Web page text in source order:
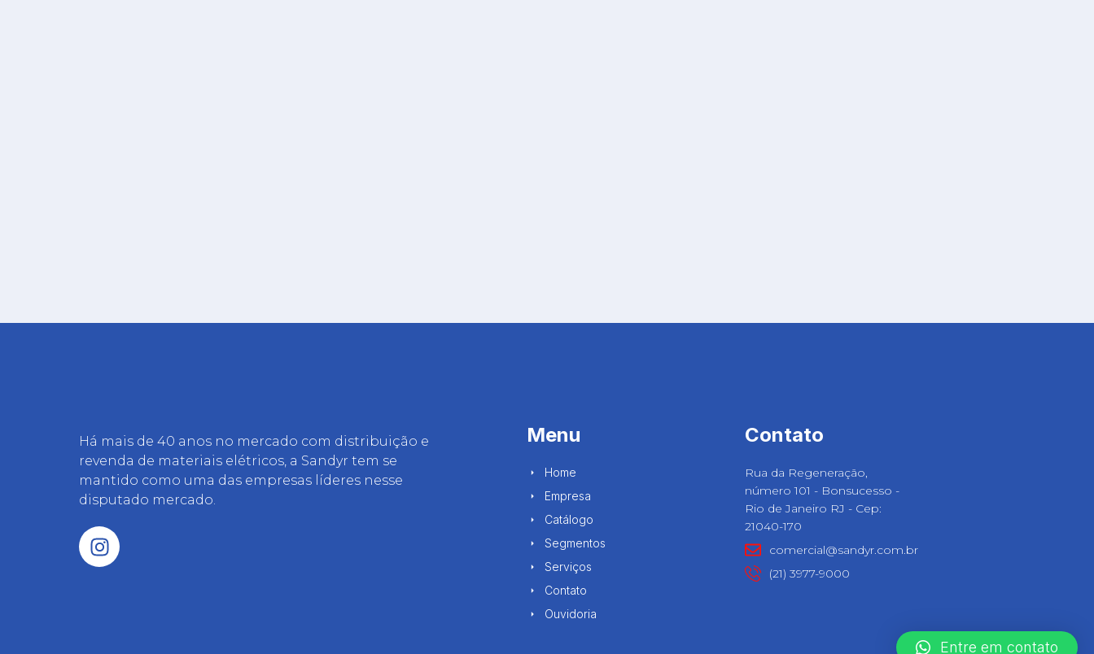
Há mais de 40 anos no mercado com distribuição e
revenda de materiais elétricos, a Sandyr tem se
mantido como uma das empresas líderes nesse
disputado mercado.
Menu
Home
Empresa
Catálogo
Segmentos
Serviços
Contato
Ouvidoria
Contato
Rua da Regeneração,
número 101 - Bonsucesso -
Rio de Janeiro RJ - Cep:
21040-170
comercial@sandyr.com.br
(21) 3977-9000
Entre em contato